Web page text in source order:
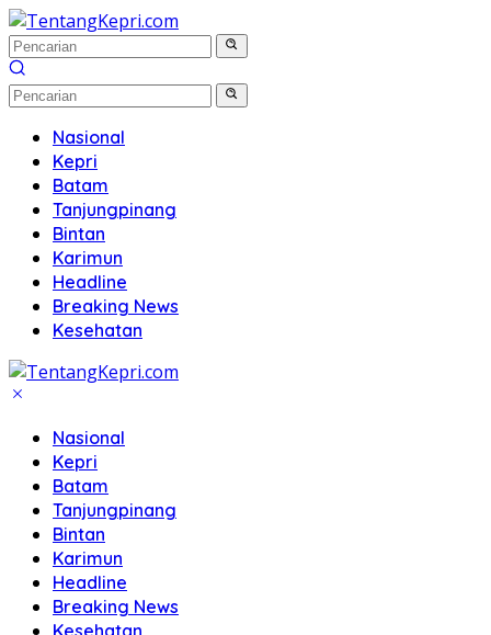
Langsung
ke
konten
Nasional
Kepri
Batam
Tanjungpinang
Bintan
Karimun
Headline
Breaking News
Kesehatan
Nasional
Kepri
Batam
Tanjungpinang
Bintan
Karimun
Headline
Breaking News
Kesehatan